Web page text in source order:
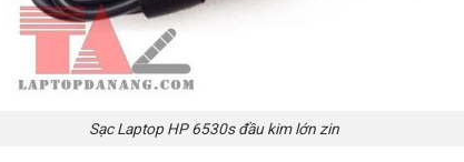
Sạc Laptop HP 6530s đầu kim lớn zin